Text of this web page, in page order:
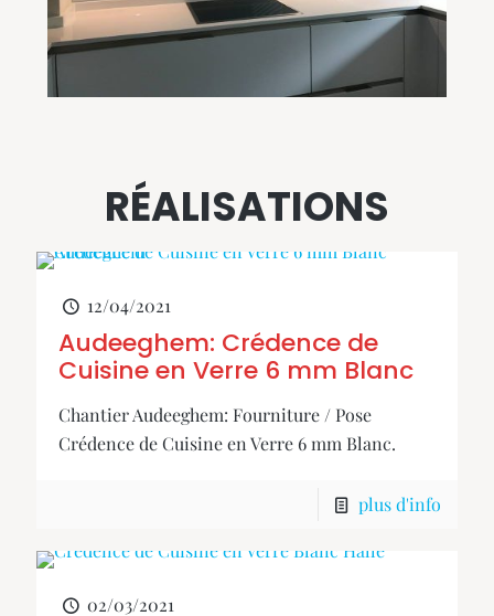
RÉALISATIONS
12/04/2021
Audeeghem: Crédence de
Cuisine en Verre 6 mm Blanc
Chantier Audeeghem: Fourniture / Pose
Crédence de Cuisine en Verre 6 mm Blanc.
plus d'info
02/03/2021